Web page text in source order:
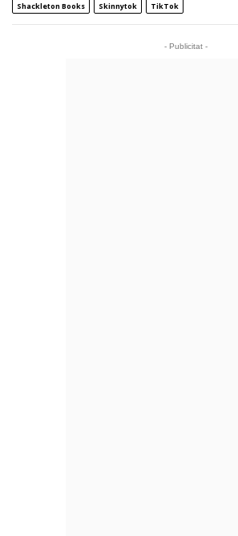
Shackleton Books
Skinnytok TikTok
- Publicitat -